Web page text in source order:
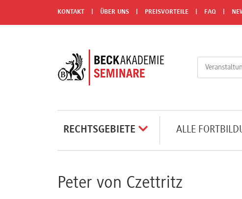
KONTAKT ÜBER UNS PREISVORTEILE FAQ
RECHTSGEBIETE ALLE
Peter von Czettritz